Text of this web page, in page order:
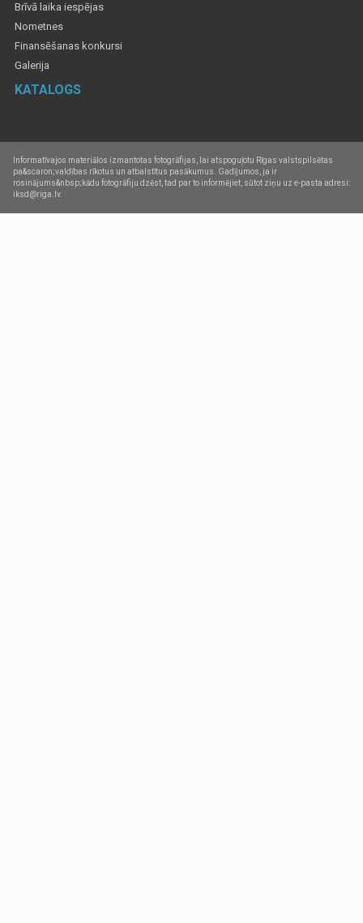
Brīvā laika iespējas
Nometnes
Finansēšanas konkursi
Galerija
KATALOGS
Informatīvajos materiālos izmantotas fotogrāfijas, lai atspoguļotu Rīgas valstspilsētas
pa&scaron;valdības rīkotus un atbalstītus pasākumus. Gadījumos, ja ir
rosinājums&nbsp;kādu fotogrāfiju dzēst, tad par to informējiet, sūtot ziņu uz e-pasta adresi:
iksd@riga.lv.